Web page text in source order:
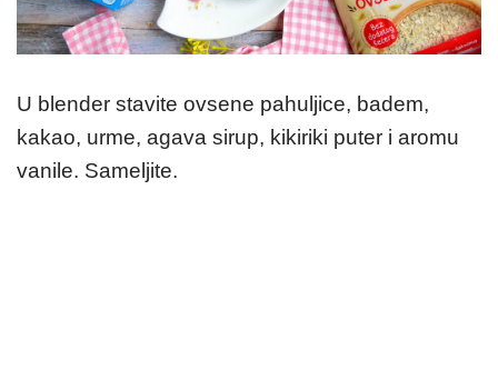
U blender stavite ovsene pahuljice, badem,
kakao, urme, agava sirup, kikiriki puter i aromu
vanile. Sameljite.